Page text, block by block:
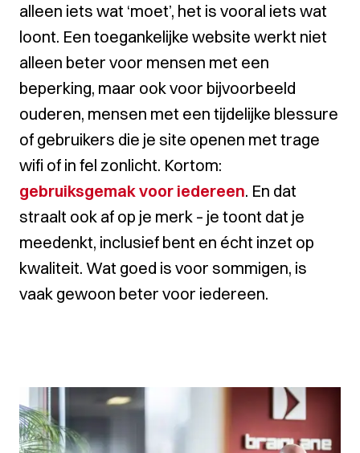
alleen iets wat ‘moet’, het is vooral iets wat
loont. Een toegankelijke website werkt niet
alleen beter voor mensen met een
beperking, maar ook voor bijvoorbeeld
ouderen, mensen met een tijdelijke blessure
of gebruikers die je site openen met trage
wifi of in fel zonlicht. Kortom:
gebruiksgemak voor iedereen. En dat
straalt ook af op je merk – je toont dat je
meedenkt, inclusief bent en écht inzet op
kwaliteit. Wat goed is voor sommigen, is
vaak gewoon beter voor iedereen.